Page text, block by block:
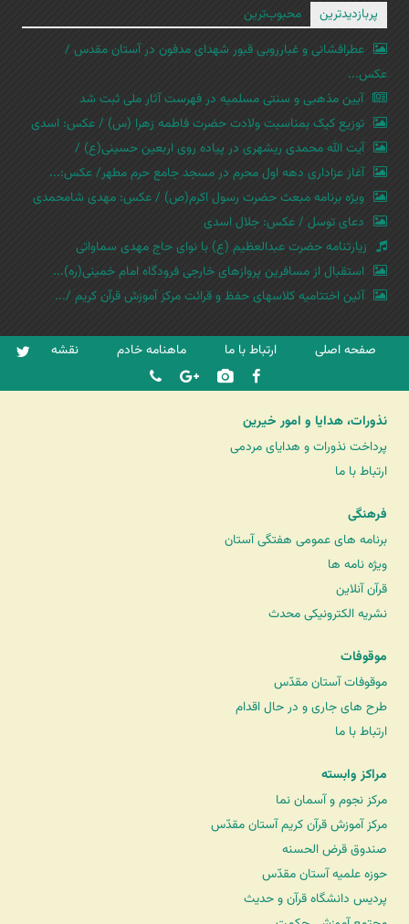
پربازدیدترین
محبوب‌ترین
عطرافشانی و غبارروبی قبور شهدای مدفون در آستان مقدس /
عکس...
آیین مذهبی و سنتی مسلمیه در فهرست آثار ملی ثبت شد
توزیع کیک بمناسبت ولادت حضرت فاطمه زهرا (س) / عکس: اسدی
آیت الله محمدی ریشهری در پیاده روی اربعین حسینی(ع) /
آغاز عزاداری دهه اول محرم در مسجد جامع حرم مطهر/ عکس:...
ویژه برنامه مبعث حضرت رسول اکرم(ص) / عکس: مهدی شامحمدی
دعای توسل / عکس: جلال اسدی
زیارتنامه حضرت عبدالعظیم (ع) با نوای حاج مهدی سماواتی
استقبال از مسافرین پروازهای خارجی فرودگاه امام خمینی(ره)...
آئین اختتامیه کلاسهای حفظ و قرائت مرکز آموزش قرآن کریم /...
صفحه اصلی ارتباط با ما ماهنامه خادم نقشه
نذورات، هدایا و امور خیرین
پرداخت نذورات و هدایای مردمی
ارتباط با ما
فرهنگی
برنامه های عمومی هفتگی آستان
ویژه نامه ها
قرآن آنلاین
نشریه الکترونیکی محدث
موقوفات
موقوفات آستان مقدّس
طرح های جاری و در حال اقدام
ارتباط با ما
مراکز وابسته
مرکز نجوم و آسمان نما
مرکز آموزش قرآن کریم آستان مقدّس
صندوق قرض الحسنه
حوزه علمیه آستان مقدّس
پردیس دانشگاه قرآن و حدیث